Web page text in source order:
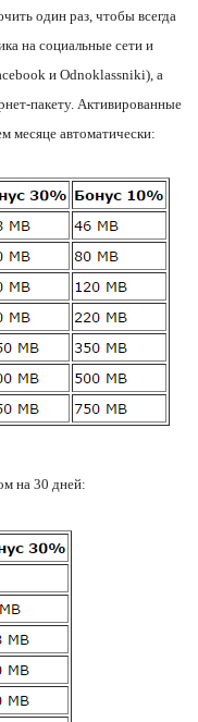
один раз, чтобы всегда
на социальные сети и
и Odnoklassniki), а
пакету. Активированные
месяце автоматически:
на 30 дней: